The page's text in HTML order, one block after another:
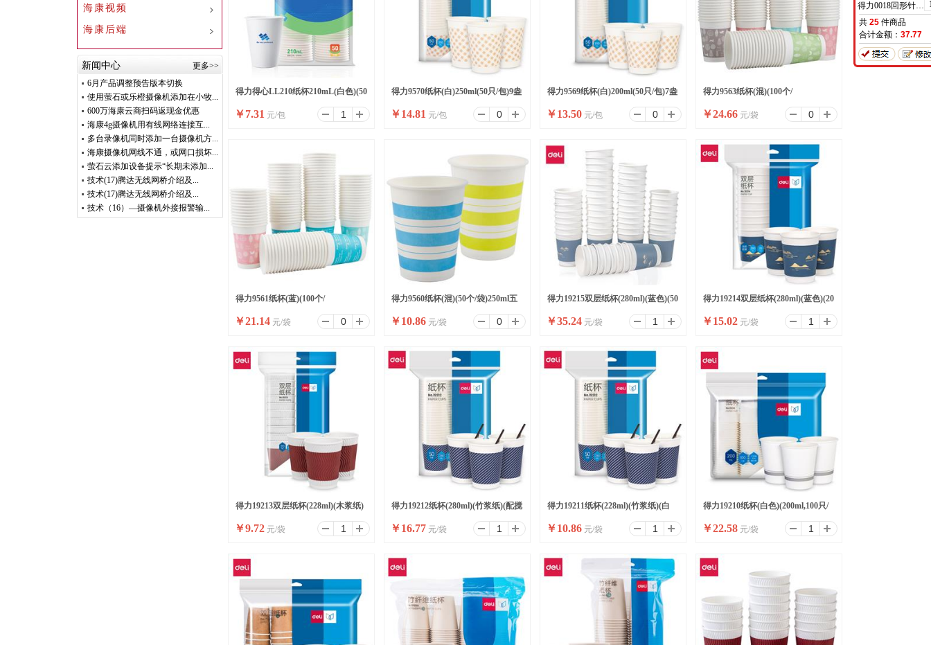
海康视频
海康后端
新闻中心
更多>>
6月产品调整预告版本切换
使用萤石或乐橙摄像机添加在小牧...
600万海康云商扫码返现金优惠
海康4g摄像机用有线网络连接互...
多台录像机同时添加一台摄像机方...
海康摄像机网线不通，或网口损坏...
萤石云添加设备提示“长期未添加...
技术(17)腾达无线网桥介绍及...
技术(17)腾达无线网桥介绍及...
技术（16）—摄像机外接报警输...
得力得心LL210纸杯210mL(白色)(50
只/袋)
￥7.31 元/包
得力9570纸杯(白)250ml(50只/包)9盎
司240g太阳纸+18gPE膜
￥14.81 元/包
得力9569纸杯(白)200ml(50只/包)7盎
司240g太阳纸+18gPE膜
￥13.50 元/包
得力9563纸杯(混)(100个/
袋)250ml240g五星纸+18gPE膜
￥24.66 元/袋
得力9561纸杯(蓝)(100个/
袋)250ml240g五星纸+18gPE膜
￥21.14 元/袋
得力9560纸杯(混)(50个/袋)250ml五
星纸240g纸+18gPE膜
￥10.86 元/袋
得力19215双层纸杯(280ml)(蓝色)(50
只/袋)
￥35.24 元/袋
得力19214双层纸杯(280ml)(蓝色)(20
只/袋)
￥15.02 元/袋
得力19213双层纸杯(228ml)(木浆纸)
(红色)(20只/袋)
￥9.72 元/袋
得力19212纸杯(280ml)(竹浆纸)(配搅
拌棒)(蓝色)(50只/袋)
￥16.77 元/袋
得力19211纸杯(228ml)(竹浆纸)(白
色)(50只/袋)
￥10.86 元/袋
得力19210纸杯(白色)(200ml,100只/
袋)
￥22.58 元/袋
得力0018回形针(100枚/盒)
共 25 件商品
合计金额： 37.77